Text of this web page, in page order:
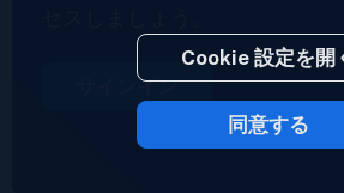
サインイン
2023 ©
Cookie 設定を開
同意する